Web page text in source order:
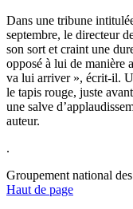
Dans une tribune
septembre, le directeur
son sort et craint une
opposé à lui de manière
va lui arriver », écrit-il.
le tapis rouge, juste
une salve
auteur.
.
Groupement national
Haut de page